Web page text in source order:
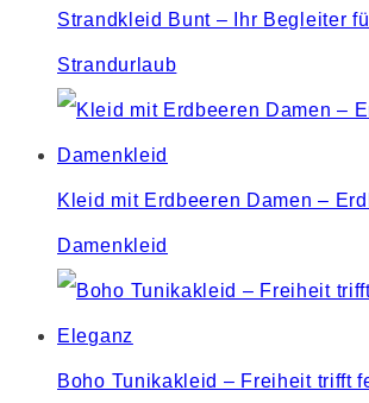
Strandkleid Bunt – Ihr Begleiter
Strandurlaub
Kleid mit Erdbeeren Damen –
Damenkleid
Boho Tunikakleid – Freiheit trifft